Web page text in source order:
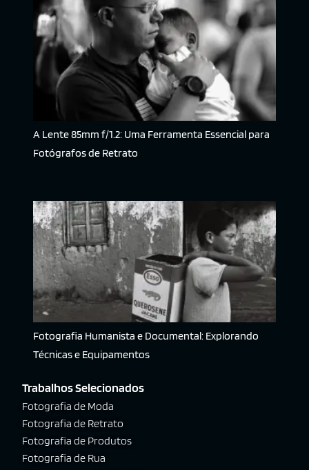
A Lente 85mm f/1.2: Uma Ferramenta Essencial para
Fotógrafos de Retrato
Fotografia Humanista e Documental: Explorando
Técnicas e Equipamentos
Trabalhos Selecionados
Fotografia de Moda
Fotografia de Retrato
Fotografia de Produtos
Fotografia de Rua